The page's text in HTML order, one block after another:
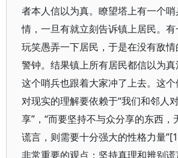
者本人信以为真。瞭望塔上有一个
情，一旦有就立刻告诉镇上居民。
玩笑愚弄一下居民，于是在没有敌
警钟。结果镇上所有居民都信以为
这个哨兵也跟着大家冲了上去。这
对现实的理解要依赖于“我们和邻人
享”，“而要坚持不与众分享的东西，
谎言，则需要十分强大的性格力量
非常重要的观点：坚持真理和辨别